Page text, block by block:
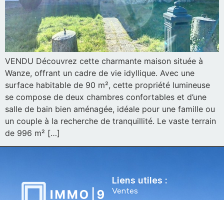
VENDU Découvrez cette charmante maison située à
Wanze, offrant un cadre de vie idyllique. Avec une
surface habitable de 90 m², cette propriété lumineuse
se compose de deux chambres confortables et d’une
salle de bain bien aménagée, idéale pour une famille ou
un couple à la recherche de tranquillité. Le vaste terrain
de 996 m² […]
Liens utiles :
Ventes